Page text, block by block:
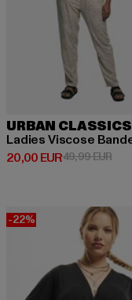
URBAN CLASSICS
Ladies Viscose
20,00 EUR
Derzeitiger Preis: 20,00
49,99 EUR
-22%